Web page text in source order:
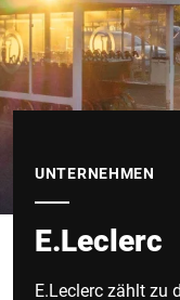
UNTERNEHMEN
E.Leclerc
E.Leclerc zählt zu